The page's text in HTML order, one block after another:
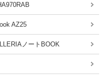
AZ25
ノートBOOK